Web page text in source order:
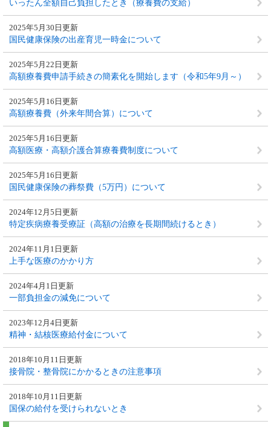
いったん全額自己負担したとき（療養費の支給）
国民健康保険の出産育児一時金について
2025年5月30日更新
高額療養費申請手続きの簡素化を開始します（令和5年9月～）
2025年5月22日更新
高額療養費（外来年間合算）について
2025年5月16日更新
高額医療・高額介護合算療養費制度について
2025年5月16日更新
国民健康保険の葬祭費（5万円）について
2025年5月16日更新
特定疾病療養受療証（高額の治療を長期間続けるとき）
2024年12月5日更新
上手な医療のかかり方
2024年11月1日更新
一部負担金の減免について
2024年4月1日更新
精神・結核医療給付金について
2023年12月4日更新
接骨院・整骨院にかかるときの注意事項
2018年10月11日更新
国保の給付を受けられないとき
2018年10月11日更新